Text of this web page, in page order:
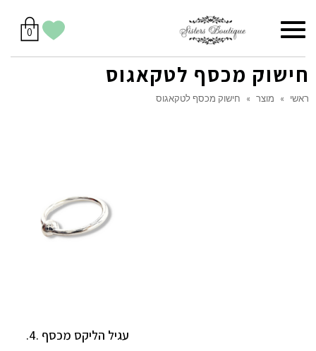
יש
לך
0מוצרים
בסל
הווישליסט
תפריט
חישוק מכסף לטקאגוס
ראשי » מוצר » חישוק מכסף לטקאגוס
עגיל הליקס מכסף .4.